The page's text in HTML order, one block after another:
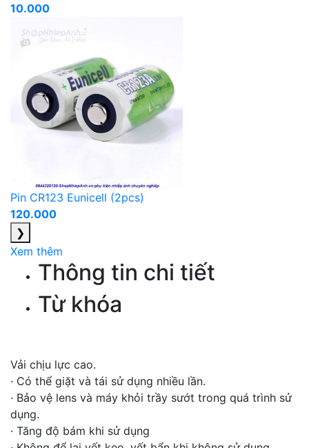
10.000
Pin CR123 Eunicell (2pcs)
120.000
❯
Xem thêm
Thông tin chi tiết
Từ khóa
Vải chịu lực cao.
· Có thể giặt và tái sử dụng nhiều lần.
· Bảo vệ lens và máy khỏi trầy sướt trong quá trình sử
dụng.
· Tăng độ bám khi sử dụng